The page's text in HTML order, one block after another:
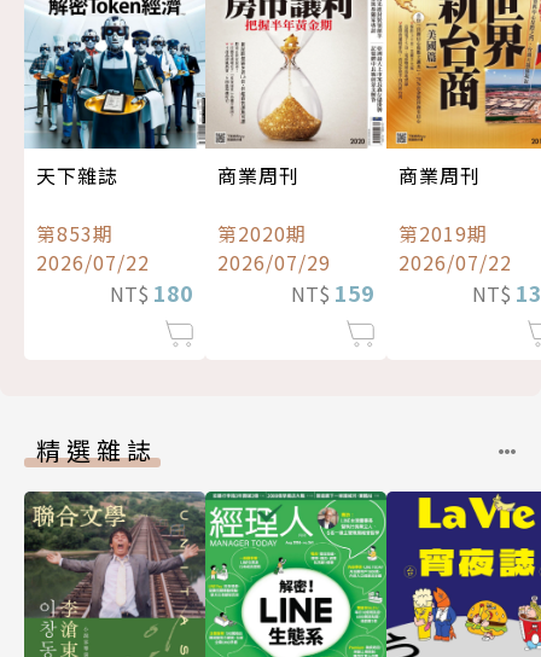
天下雜誌
第853期
2026/07/22
NT$ 180
商業周刊
第2020期
2026/07/29
NT$ 159
商業周刊
第2019期
2026/07/22
NT$
精選雜誌